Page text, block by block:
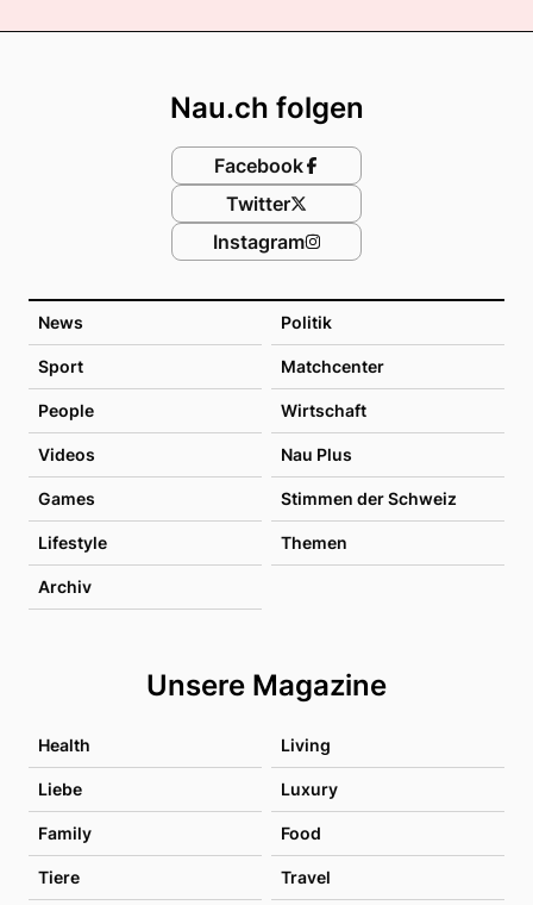
News Politik
Sport Matchcenter
People Wirtschaft
Videos Nau Plus
Games Stimmen der Schweiz
Lifestyle Themen
Archiv
Unsere Magazine
Health Living
Liebe Luxury
Family Food
Tiere Travel
Nau.ch folgen
Facebook
Twitter
Instagram